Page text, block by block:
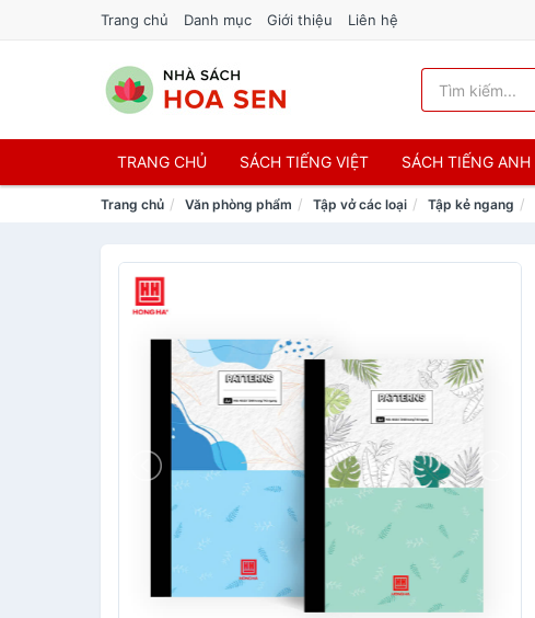
Trang chủ Danh mục Giới thiệu Liên hệ
TRANG CHỦ SÁCH TIẾNG VIỆT SÁCH TIẾNG ANH
Trang chủ Văn phòng phẩm Tập vở các loại Tập kẻ ngang